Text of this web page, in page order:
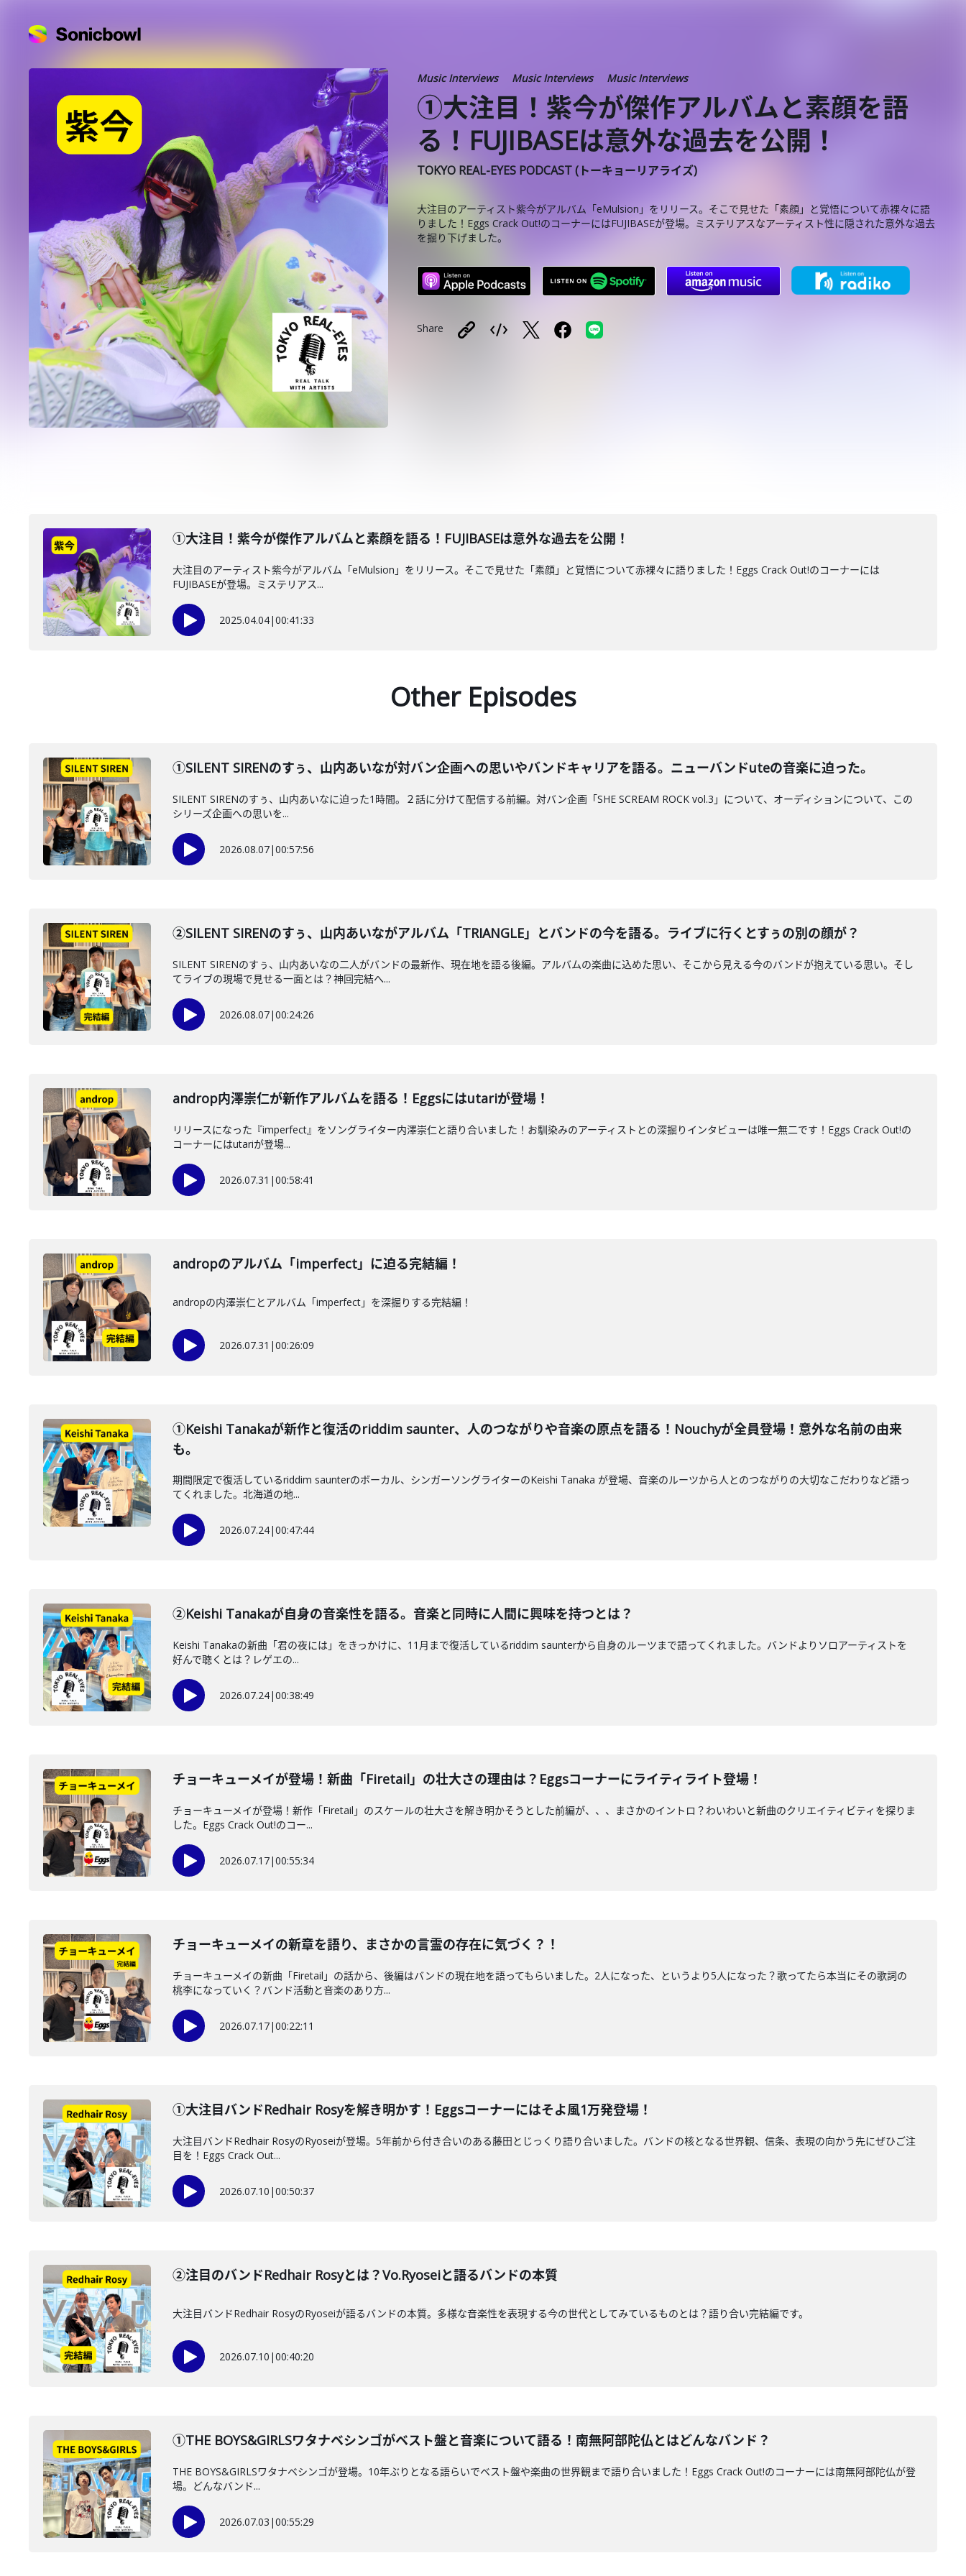
Music Interviews Music Interviews Music Interviews
①大注目！紫今が傑作アルバムと素顔を語
る！FUJIBASEは意外な過去を公開！
TOKYO REAL-EYES PODCAST (トーキョーリアライズ)
大注目のアーティスト紫今がアルバム「eMulsion」をリリース。そこで見せた「素顔」と覚悟について赤裸々に語
りました！Eggs Crack Out!のコーナーにはFUJIBASEが登場。ミステリアスなアーティスト性に隠された意外な過去
を掘り下げました。
Share
①大注目！紫今が傑作アルバムと素顔を語る！FUJIBASEは意外な過去を公開！
大注目のアーティスト紫今がアルバム「eMulsion」をリリース。そこで見せた「素顔」と覚悟について赤裸々に語りました！Eggs Crack Out!のコーナーには
FUJIBASEが登場。ミステリアス...
2025.04.04|00:41:33
Other Episodes
①SILENT SIRENのすぅ、山内あいなが対バン企画への思いやバンドキャリアを語る。ニューバンドuteの音楽に迫った。
SILENT SIRENのすぅ、山内あいなに迫った1時間。２話に分けて配信する前編。対バン企画「SHE SCREAM ROCK vol.3」について、オーディションについて、この
シリーズ企画への思いを...
2026.08.07|00:57:56
②SILENT SIRENのすぅ、山内あいながアルバム「TRIANGLE」とバンドの今を語る。ライブに行くとすぅの別の顔が？
SILENT SIRENのすぅ、山内あいなの二人がバンドの最新作、現在地を語る後編。アルバムの楽曲に込めた思い、そこから見える今のバンドが抱えている思い。そし
てライブの現場で見せる一面とは？神回完結へ...
2026.08.07|00:24:26
androp内澤崇仁が新作アルバムを語る！Eggsにはutariが登場！
リリースになった『imperfect』をソングライター内澤崇仁と語り合いました！お馴染みのアーティストとの深掘りインタビューは唯一無二です！Eggs Crack Out!の
コーナーにはutariが登場...
2026.07.31 |00:58:41
andropのアルバム「imperfect」に迫る完結編！
andropの内澤崇仁とアルバム「imperfect」を深掘りする完結編！
2026.07.31 |00:26:09
①Keishi Tanakaが新作と復活のriddim saunter、人のつながりや音楽の原点を語る！Nouchyが全員登場！意外な名前の由来
も。
期間限定で復活しているriddim saunterのボーカル、シンガーソングライターのKeishi Tanaka が登場、音楽のルーツから人とのつながりの大切なこだわりなど語っ
てくれました。北海道の地...
2026.07.24|00:47:44
②Keishi Tanakaが自身の音楽性を語る。音楽と同時に人間に興味を持つとは？
Keishi Tanakaの新曲「君の夜には」をきっかけに、11月まで復活しているriddim saunterから自身のルーツまで語ってくれました。バンドよりソロアーティストを
好んで聴くとは？レゲエの...
2026.07.24|00:38:49
チョーキューメイが登場！新曲「Firetail」の壮大さの理由は？Eggsコーナーにライティライト登場！
チョーキューメイが登場！新作「Firetail」のスケールの壮大さを解き明かそうとした前編が、、、まさかのイントロ？わいわいと新曲のクリエイティビティを探りま
した。Eggs Crack Out!のコー...
2026.07.17|00:55:34
チョーキューメイの新章を語り、まさかの言霊の存在に気づく？！
チョーキューメイの新曲「Firetail」の話から、後編はバンドの現在地を語ってもらいました。2人になった、というより5人になった？歌ってたら本当にその歌詞の
桃李になっていく？バンド活動と音楽のあり方...
2026.07.17|00:22:11
①大注目バンドRedhair Rosyを解き明かす！Eggsコーナーにはそよ風1万発登場！
大注目バンドRedhair RosyのRyoseiが登場。5年前から付き合いのある藤田とじっくり語り合いました。バンドの核となる世界観、信条、表現の向かう先にぜひご注
目を！Eggs Crack Out...
2026.07.10 |00:50:37
②注目のバンドRedhair Rosyとは？Vo.Ryoseiと語るバンドの本質
大注目バンドRedhair RosyのRyoseiが語るバンドの本質。多様な音楽性を表現する今の世代としてみているものとは？語り合い完結編です。
2026.07.10 |00:40:20
①THE BOYS&GIRLSワタナベシンゴがベスト盤と音楽について語る！南無阿部陀仏とはどんなバンド？
THE BOYS&GIRLSワタナベシンゴが登場。10年ぶりとなる語らいでベスト盤や楽曲の世界観まで語り合いました！Eggs Crack Out!のコーナーには南無阿部陀仏が登
場。どんなバンド...
2026.07.03 |00:55:29